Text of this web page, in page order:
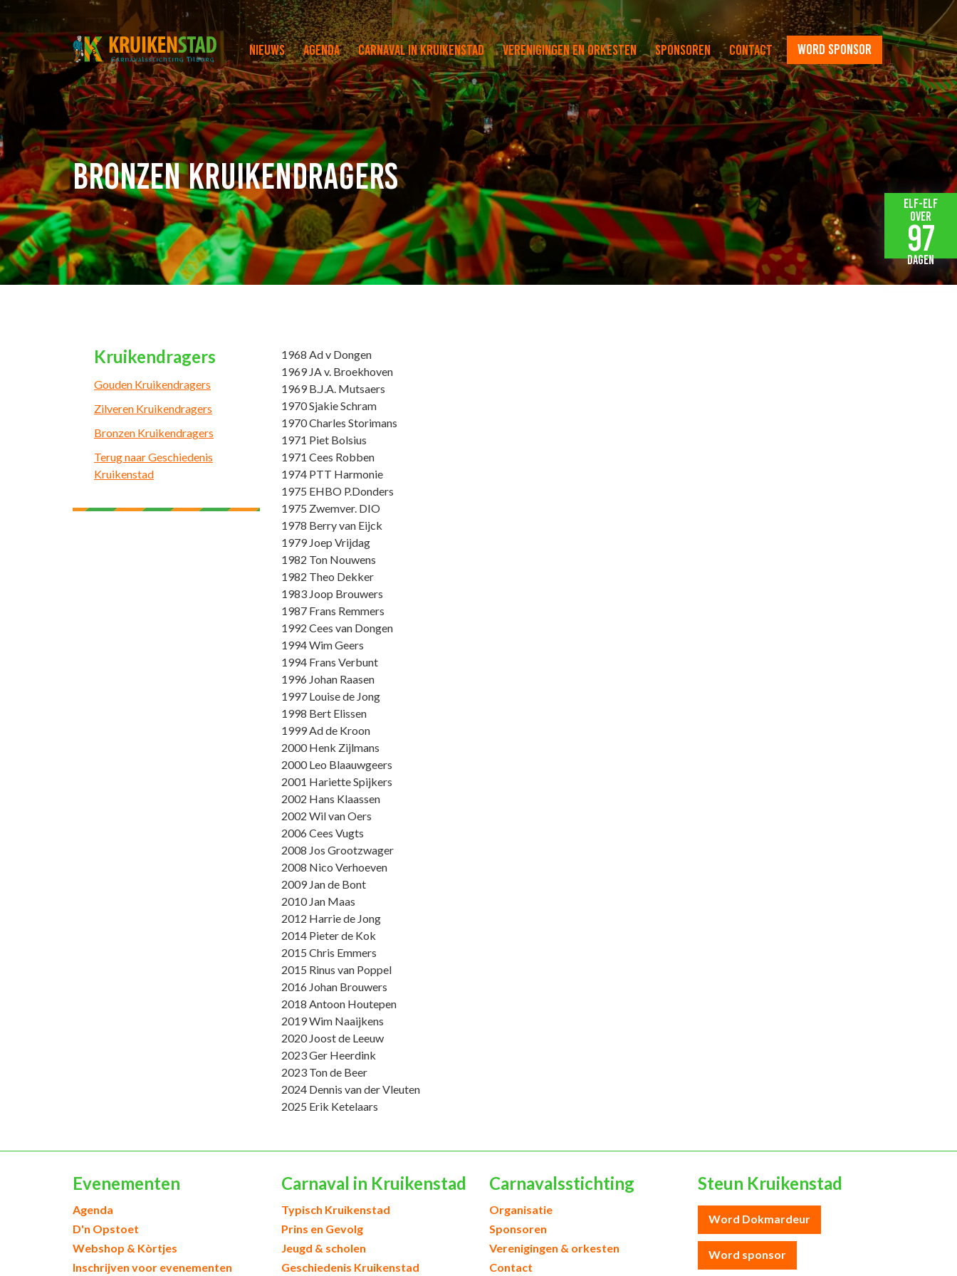
Nieuws Agenda Carnaval in Kruikenstad Verenigingen en orkesten Sponsoren Contact word sponsor
Bronzen Kruikendragers
Kruikendragers
Gouden Kruikendragers
Zilveren Kruikendragers
Bronzen Kruikendragers
Terug naar Geschiedenis
Kruikenstad
1968 Ad v Dongen
1969 JA v. Broekhoven
1969 B.J.A. Mutsaers
1970 Sjakie Schram
1970 Charles Storimans
1971 Piet Bolsius
1971 Cees Robben
1974 PTT Harmonie
1975 EHBO P.Donders
1975 Zwemver. DIO
1978 Berry van Eijck
1979 Joep Vrijdag
1982 Ton Nouwens
1982 Theo Dekker
1983 Joop Brouwers
1987 Frans Remmers
1992 Cees van Dongen
1994 Wim Geers
1994 Frans Verbunt
1996 Johan Raasen
1997 Louise de Jong
1998 Bert Elissen
1999 Ad de Kroon
2000 Henk Zijlmans
2000 Leo Blaauwgeers
2001 Hariette Spijkers
2002 Hans Klaassen
2002 Wil van Oers
2006 Cees Vugts
2008 Jos Grootzwager
2008 Nico Verhoeven
2009 Jan de Bont
2010 Jan Maas
2012 Harrie de Jong
2014 Pieter de Kok
2015 Chris Emmers
2015 Rinus van Poppel
2016 Johan Brouwers
2018 Antoon Houtepen
2019 Wim Naaijkens
2020 Joost de Leeuw
2023 Ger Heerdink
2023 Ton de Beer
2024 Dennis van der Vleuten
2025 Erik Ketelaars
Elf-elf
over
97
dagen
Evenementen
Agenda
D'n Opstoet
Webshop & Kòrtjes
Inschrijven voor evenementen
Carnaval in Kruikenstad
Typisch Kruikenstad
Prins en Gevolg
Jeugd & scholen
Geschiedenis Kruikenstad
Carnavalsstichting
Organisatie
Sponsoren
Verenigingen & orkesten
Contact
Steun Kruikenstad
Word Dokmardeur
Word sponsor